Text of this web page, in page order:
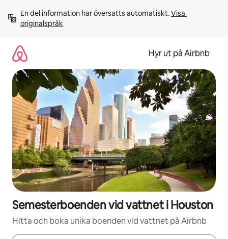
innehåll
En del information har översatts automatiskt. Visa
originalspråk
Hyr ut på Airbnb
Semesterboenden vid vattnet i Houston
Hitta och boka unika boenden vid vattnet på Airbnb